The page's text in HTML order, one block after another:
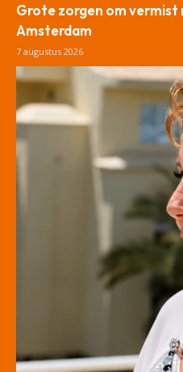
Grote zorgen om vermist
Amsterdam
7 augustus 2026